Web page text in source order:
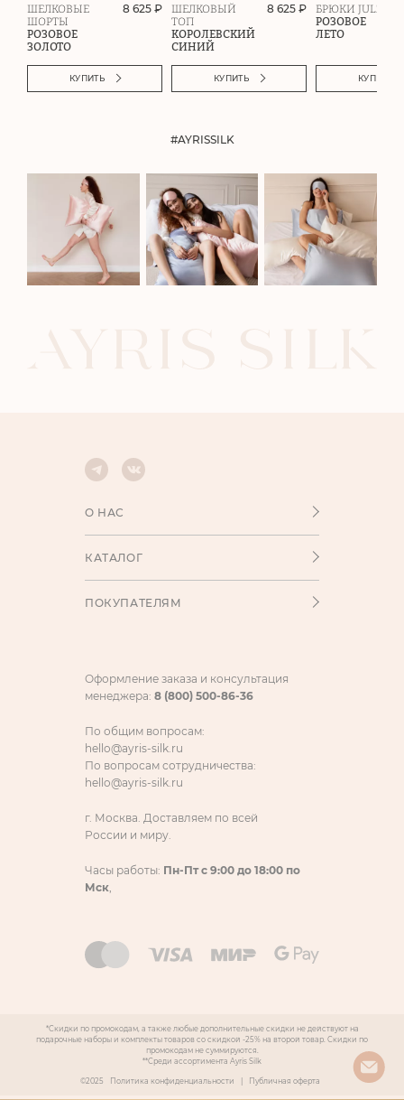
ШЕЛКОВЫЕ
ШОРТЫ
РОЗОВОЕ
ЗОЛОТО
8 625 ₽
КУПИТЬ
ШЕЛКОВЫЙ
ТОП
КОРОЛЕВСКИЙ
СИНИЙ
8 625 ₽
КУПИТЬ
БРЮКИ JULZ
РОЗОВОЕ
ЛЕТО
КУПИТЬ
#AYRISSILK
О НАС
КАТАЛОГ
ПОКУПАТЕЛЯМ
Оформление заказа и консультация
менеджера: 8 (800) 500-86-36
По общим вопросам:
hello@ayris-silk.ru
По вопросам сотрудничества:
hello@ayris-silk.ru
г. Москва. Доставляем по всей
России и миру.
Часы работы: Пн-Пт с 9:00 до 18:00 по
Мск
*Скидки по промокодам, а также любые дополнительные скидки не действуют на
подарочные наборы и комплекты товаров со скидкой -25% на второй товар. Скидки по
промокодам не суммируются.
**Среди ассортимента Ayris Silk
©2025 Политика конфиденциальности Публичная оферта